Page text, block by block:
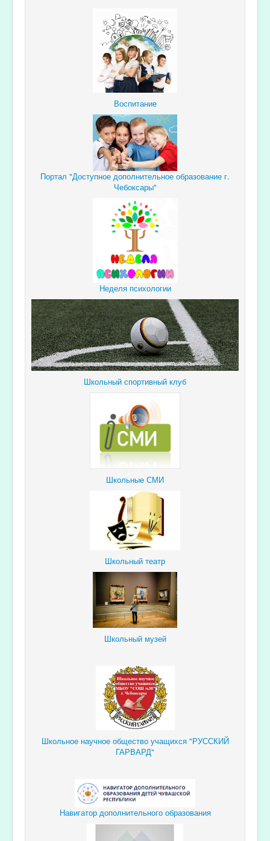
Воспитание
Портал "Доступное дополнительное образование г.
Чебоксары"
Неделя психологии
Школьный спортивный клуб
Школьные СМИ
Школьный театр
Школьный музей
Школьное научное общество учащихся "РУССКИЙ
ГАРВАРД"
Навигатор дополнительного образования